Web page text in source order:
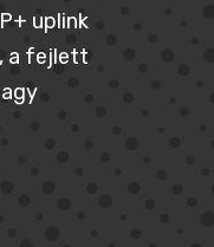
uplink
a fejlett